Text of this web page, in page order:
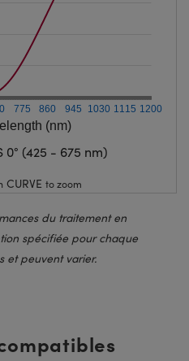
(nm)
775 860 945 1030 1115 1200
0° (425 - 675 nm)
CURVE to zoom
du traitement en
spécifiée pour chaque
et peuvent varier.